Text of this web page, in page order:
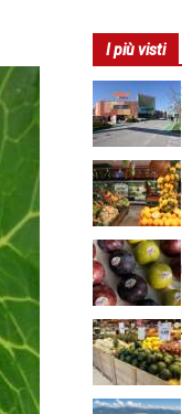
I più visti